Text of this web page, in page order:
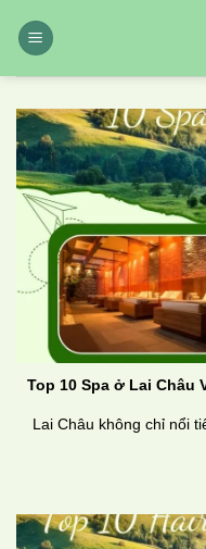
đến
Top 10 Spa ở Lai Châu
Lai Châu không chỉ nổi